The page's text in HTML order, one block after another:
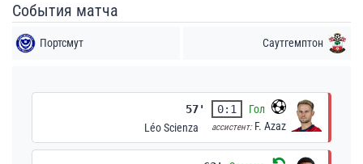
События матча
Портсмут Саутгемптон
57' 0:1
Гол
Léo Scienza
ассистент: F. Azaz